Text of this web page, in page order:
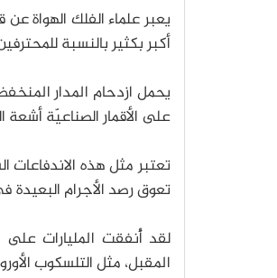
يعبر علماء الفلك الهواة
أكبر بكثير بالنسبة
يحمل ازدحام المدار
على الأقمار الصناعيّة
تعتبر مثل هذه الاندفاعات
تعوق رصد الأجرام البعيدة
لقد أُنفقت المليارات
المقبل، مثل التلسكوب